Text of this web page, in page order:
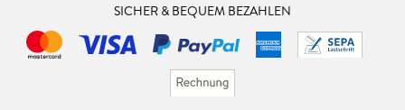
SICHER & BEQUEM BEZAHLEN